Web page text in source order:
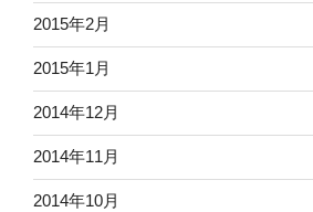
2015年2月
2015年1月
2014年12月
2014年11月
2014年10月